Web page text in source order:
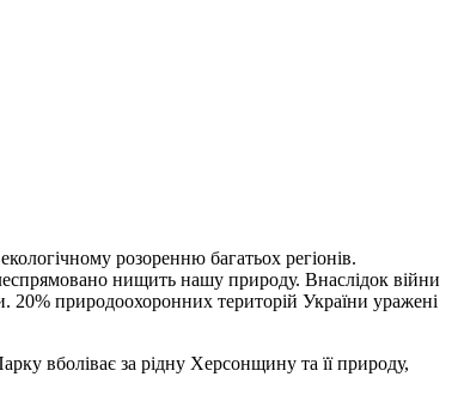
розоренню багатьох регіонів.
нищить нашу природу. Внаслідок війни
20% природоохоронних територій України уражені
вболіває за рідну Херсонщину та її природу,